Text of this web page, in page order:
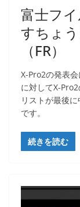
富士フ
すちょ
（FR）
X-Pro2の発表
に対してX-
リストが最後
です。
続きを読む